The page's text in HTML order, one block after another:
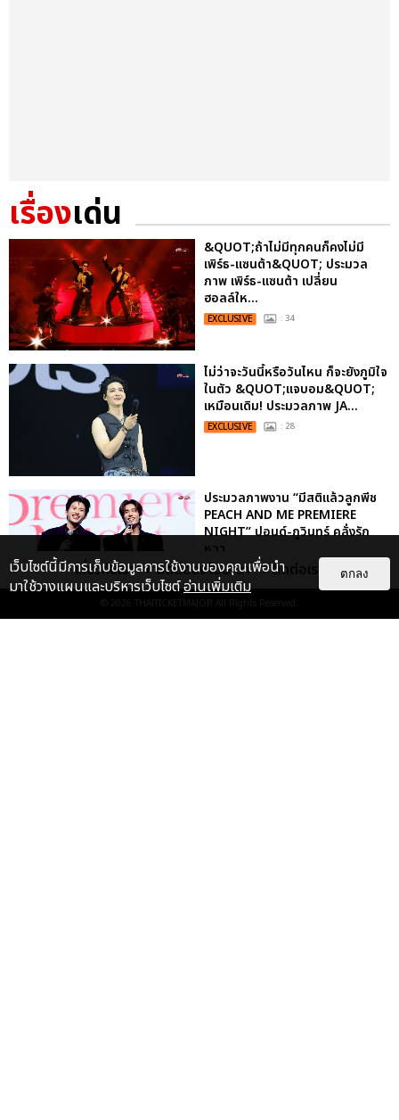
เรื่องเด่น
&QUOT;ถ้าไม่มีทุกคนก็คงไม่มี
เพิร์ธ-แซนต้า&QUOT; ประมวล
ภาพ เพิร์ธ-แซนต้า เปลี่ยน
ฮอลล์ให...
EXCLUSIVE : 34
ไม่ว่าจะวันนี้หรือวันไหน ก็จะยังภูมิใจ
ในตัว &QUOT;แจบอม&QUOT;
เหมือนเดิม! ประมวลภาพ JA...
EXCLUSIVE : 28
ประมวลภาพงาน “มีสติแล้วลูกพีช
PEACH AND ME PREMIERE
NIGHT” ปอนด์-ภูวินทร์ คลั่งรัก
หวา...
EXCLUSIVE : 16
ประมวลภาพ “จอส-กวิน” จัดปาร์ตี้
เกี่ยวกับเรา ติดต่อลงโฆษณา ติดต่อเรา
© 2026 THAITICKETMAJOR All Rights Reserved.
เว็บไซต์นี้มีการเก็บข้อมูลการใช้งานของคุณเพื่อนำ
มาใช้วางแผนและบริหารเว็บไซต์อ่านเพิ่มเติม
ตกลง